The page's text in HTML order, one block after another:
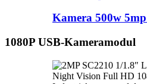
Kamera 500w
1080P USB-Kameramodul